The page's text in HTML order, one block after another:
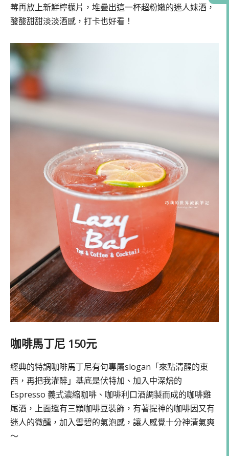
莓再放上新鮮檸檬片，堆疊出這一杯超粉嫩的迷人妹酒，
酸酸甜甜淡淡酒感，打卡也好看！
咖啡馬丁尼 150元
經典的特調咖啡馬丁尼有句專屬slogan「來點清醒的東
西，再把我灌醉」基底是伏特加、加入中深焙的
Espresso 義式濃縮咖啡、咖啡利口酒調製而成的咖啡雞
尾酒，上面還有三顆咖啡豆裝飾，有著提神的咖啡因又有
迷人的微醺，加入雪碧的氣泡感，讓人感覺十分神清氣爽
～